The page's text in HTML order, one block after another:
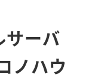
サーバ
ノハウ